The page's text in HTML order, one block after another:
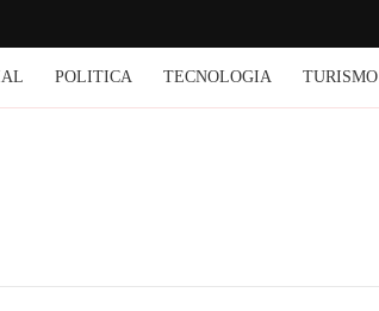
POLITICA TECNOLOGIA TURISMO